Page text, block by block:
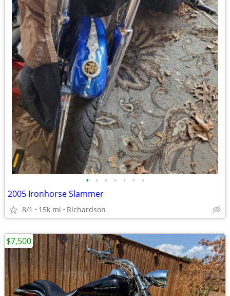
• • • • • • •
2005 Ironhorse Slammer
8/1 15k mi Richardson
$7,500